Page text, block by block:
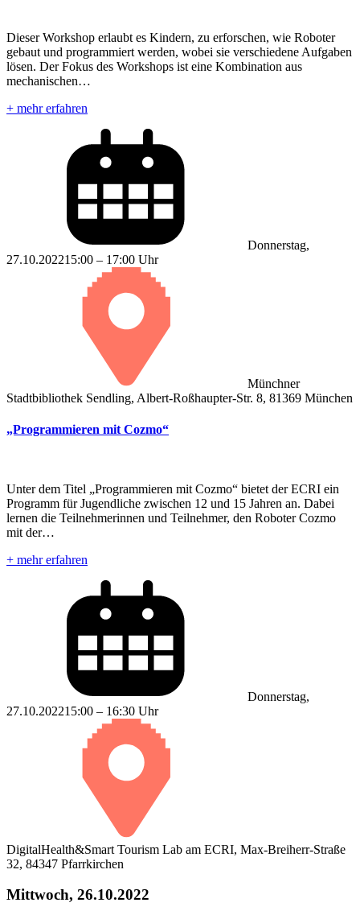
Dieser Workshop erlaubt es Kindern, zu erforschen, wie Roboter
gebaut und programmiert werden, wobei sie verschiedene Aufgaben
lösen. Der Fokus des Workshops ist eine Kombination aus
mechanischen…
+ mehr erfahren
Donnerstag,
27.10.202215:00 – 17:00 Uhr
Münchner
Stadtbibliothek Sendling, Albert-Roßhaupter-Str. 8, 81369 München
„Programmieren mit Cozmo“
Unter dem Titel „Programmieren mit Cozmo“ bietet der ECRI ein
Programm für Jugendliche zwischen 12 und 15 Jahren an. Dabei
lernen die Teilnehmerinnen und Teilnehmer, den Roboter Cozmo
mit der…
+ mehr erfahren
Donnerstag,
27.10.202215:00 – 16:30 Uhr
DigitalHealth&Smart Tourism Lab am ECRI, Max-Breiherr-Straße
32, 84347 Pfarrkirchen
Mittwoch, 26.10.2022